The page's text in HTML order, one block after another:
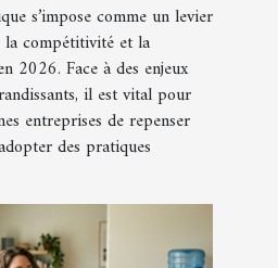
s’impose comme un levier
compétitivité et la
2026. Face à des enjeux
il est vital pour
entreprises de repenser
des pratiques